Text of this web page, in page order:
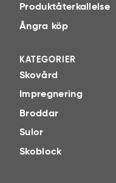
Produktåterkallelse
Ångra köp
KATEGORIER
Skovård
Impregnering
Broddar
Sulor
Skoblock